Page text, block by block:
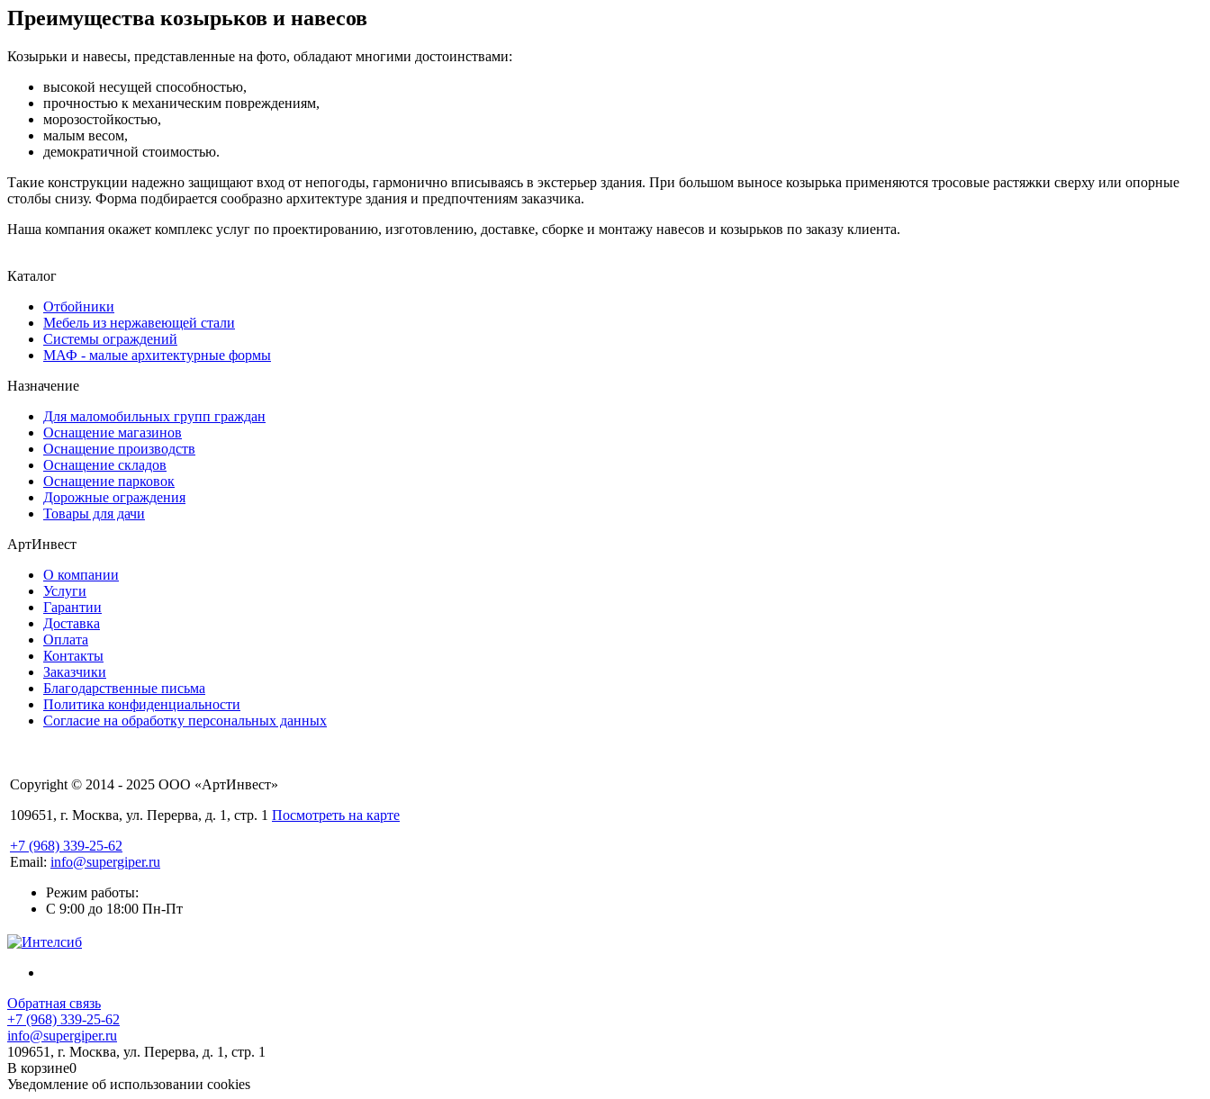
Преимущества козырьков и навесов
Козырьки и навесы, представленные на фото, обладают многими достоинствами:
высокой несущей способностью,
прочностью к механическим повреждениям,
морозостойкостью,
малым весом,
демократичной стоимостью.
Такие конструкции надежно защищают вход от непогоды, гармонично вписываясь в экстерьер здания. При большом выносе козырька применяются тросовые растяжки сверху или опорные
столбы снизу. Форма подбирается сообразно архитектуре здания и предпочтениям заказчика.
Наша компания окажет комплекс услуг по проектированию, изготовлению, доставке, сборке и монтажу навесов и козырьков по заказу клиента.
Каталог
Отбойники
Мебель из нержавеющей стали
Системы ограждений
МАФ - малые архитектурные формы
Назначение
Для маломобильных групп граждан
Оснащение магазинов
Оснащение производств
Оснащение складов
Оснащение парковок
Дорожные ограждения
Товары для дачи
АртИнвест
О компании
Услуги
Гарантии
Доставка
Оплата
Контакты
Заказчики
Благодарственные письма
Политика конфиденциальности
Согласие на обработку персональных данных
Copyright © 2014 - 2025 ООО «АртИнвест»
109651, г. Москва, ул. Перерва, д. 1, стр. 1 Посмотреть на карте
+7 (968) 339-25-62
Email: info@supergiper.ru
Режим работы:
C 9:00 до 18:00 Пн-Пт
Обратная связь
+7 (968) 339-25-62
info@supergiper.ru
109651, г. Москва, ул. Перерва, д. 1, стр. 1
В корзине0
Уведомление об использовании cookies